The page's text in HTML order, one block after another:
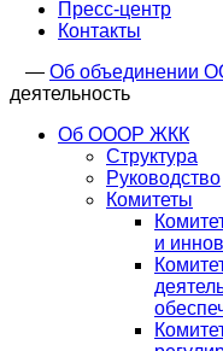
Пресс-центр
Контакты
— Об объединении
деятельность
Об ОООР ЖКК
Структура
Руководство
Комитеты
и